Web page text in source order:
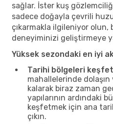
sağlar. İster kuş
sadece doğayla çevrili
çıkarmakla ilgileniyor
deneyiminizi geliştirmeye
Yüksek sezondaki en iyi
Tarihi bölgeleri
mahallelerinde
kalarak biraz zaman
yapılarının ardındaki
keşfetmek için ana
çıkın.